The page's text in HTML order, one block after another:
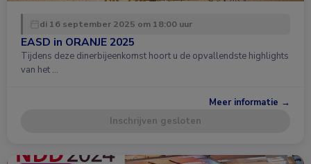
di 16 september 2025 om 18:00 uur
EASD in ORANJE 2025
Tijdens deze dinerbijeenkomst hoort u de opvallendste highlights
van het …
Meer informatie →
Inschrijven gesloten